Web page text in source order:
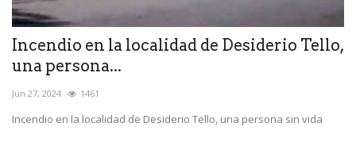
Incendio en la localidad de Desiderio Tello,
una persona...
Jun 27, 2024 1461
Incendio en la localidad de Desiderio Tello, una persona sin vida